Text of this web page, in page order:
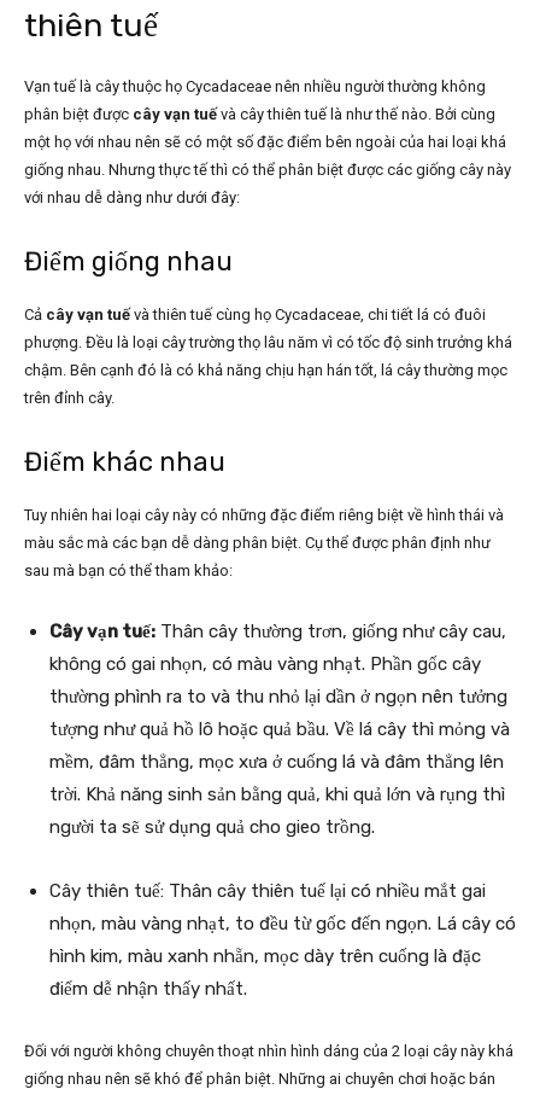
thiên tuế
Vạn tuế là cây thuộc họ Cycadaceae nên nhiều người thường không
phân biệt được cây vạn tuếvà cây thiên tuế là như thế nào. Bởi cùng
một họ với nhau nên sẽ có một số đặc điểm bên ngoài của hai loại khá
giống nhau. Nhưng thực tế thì có thể phân biệt được các giống cây này
với nhau dễ dàng như dưới đây:
Điểm giống nhau
Cả cây vạn tuếvà thiên tuế cùng họ Cycadaceae, chi tiết lá có đuôi
phượng. Đều là loại cây trường thọ lâu năm vì có tốc độ sinh trưởng khá
chậm. Bên cạnh đó là có khả năng chịu hạn hán tốt, lá cây thường mọc
trên đỉnh cây.
Điểm khác nhau
Tuy nhiên hai loại cây này có những đặc điểm riêng biệt về hình thái và
màu sắc mà các bạn dễ dàng phân biệt. Cụ thể được phân định như
sau mà bạn có thể tham khảo:
Cây vạn tuế: Thân cây thường trơn, giống như cây cau,
không có gai nhọn, có màu vàng nhạt. Phần gốc cây
thường phình ra to và thu nhỏ lại dần ở ngọn nên tưởng
tượng như quả hồ lô hoặc quả bầu. Về lá cây thì mỏng và
mềm, đâm thẳng, mọc xưa ở cuống lá và đâm thẳng lên
trời. Khả năng sinh sản bằng quả, khi quả lớn và rụng thì
người ta sẽ sử dụng quả cho gieo trồng.
Cây thiên tuế: Thân cây thiên tuế lại có nhiều mắt gai
nhọn, màu vàng nhạt, to đều từ gốc đến ngọn. Lá cây có
hình kim, màu xanh nhẵn, mọc dày trên cuống là đặc
điểm dễ nhận thấy nhất.
Đối với người không chuyên thoạt nhìn hình dáng của 2 loại cây này khá
giống nhau nên sẽ khó để phân biệt. Những ai chuyên chơi hoặc bán